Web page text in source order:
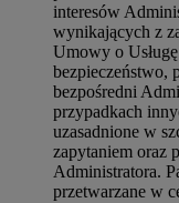
interesów
wynikających z
Umowy o
bezpieczeństwo,
bezpośredni
przypadkach
uzasadnione w
zapytaniem oraz
Administratora.
przetwarzane w